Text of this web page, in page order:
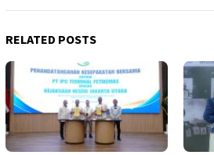
RELATED POSTS